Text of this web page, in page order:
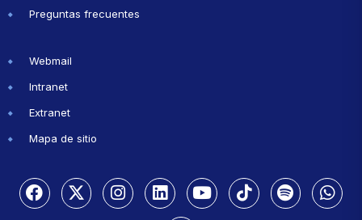
Preguntas frecuentes
Webmail
Intranet
Extranet
Mapa de sitio